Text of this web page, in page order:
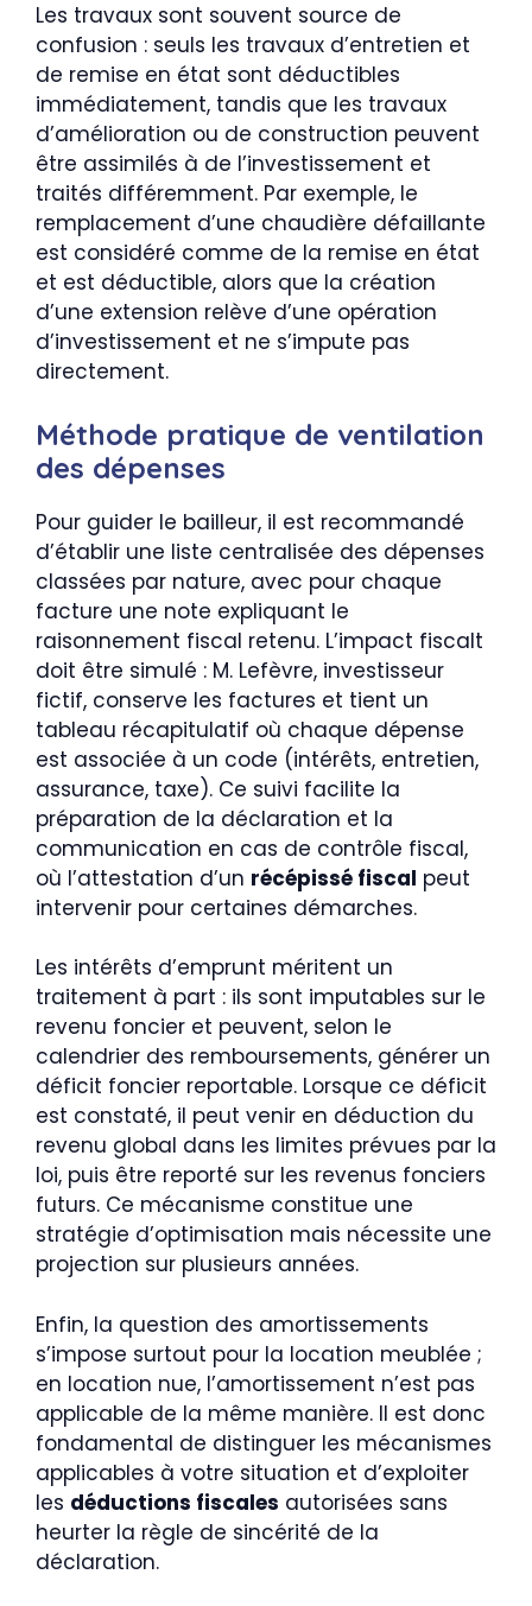
Les travaux sont souvent source de
confusion : seuls les travaux d’entretien et
de remise en état sont déductibles
immédiatement, tandis que les travaux
d’amélioration ou de construction peuvent
être assimilés à de l’investissement et
traités différemment. Par exemple, le
remplacement d’une chaudière défaillante
est considéré comme de la remise en état
et est déductible, alors que la création
d’une extension relève d’une opération
d’investissement et ne s’impute pas
directement.
Méthode pratique de ventilation
des dépenses
Pour guider le bailleur, il est recommandé
d’établir une liste centralisée des dépenses
classées par nature, avec pour chaque
facture une note expliquant le
raisonnement fiscal retenu. L’impact fiscalt
doit être simulé : M. Lefèvre, investisseur
fictif, conserve les factures et tient un
tableau récapitulatif où chaque dépense
est associée à un code (intérêts, entretien,
assurance, taxe). Ce suivi facilite la
préparation de la déclaration et la
communication en cas de contrôle fiscal,
où l’attestation d’un récépissé fiscal peut
intervenir pour certaines démarches.
Les intérêts d’emprunt méritent un
traitement à part : ils sont imputables sur le
revenu foncier et peuvent, selon le
calendrier des remboursements, générer un
déficit foncier reportable. Lorsque ce déficit
est constaté, il peut venir en déduction du
revenu global dans les limites prévues par la
loi, puis être reporté sur les revenus fonciers
futurs. Ce mécanisme constitue une
stratégie d’optimisation mais nécessite une
projection sur plusieurs années.
Enfin, la question des amortissements
s’impose surtout pour la location meublée ;
en location nue, l’amortissement n’est pas
applicable de la même manière. Il est donc
fondamental de distinguer les mécanismes
applicables à votre situation et d’exploiter
les déductions fiscales autorisées sans
heurter la règle de sincérité de la
déclaration.